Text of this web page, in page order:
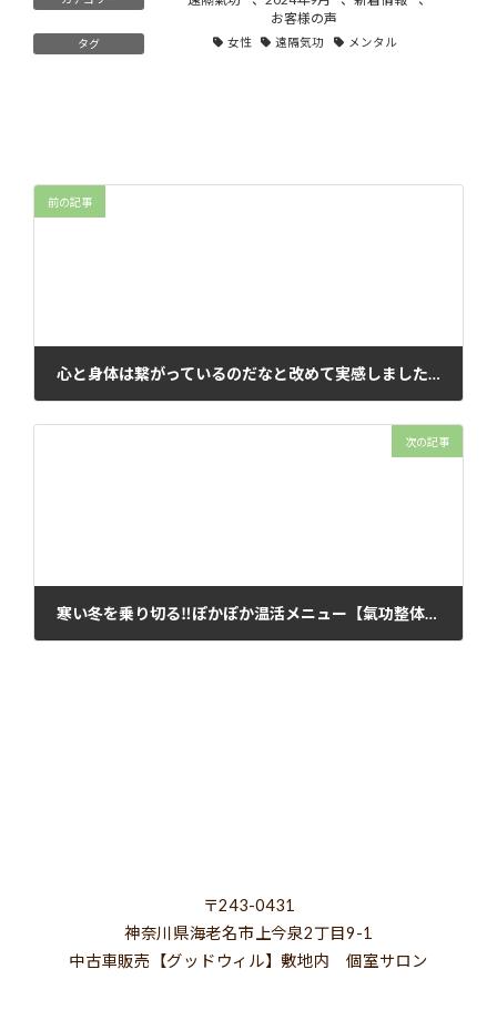
お客様の声
タグ 女性 遠隔気功 メンタル
前の記事
心と身体は繋がっているのだなと改めて実感しました【遠隔気功のご感想】
次の記事
寒い冬を乗り切る‼️ぽかぽか温活メニュー【氣功整体コースの冬限定メニュー】
〒243-0431
神奈川県海老名市上今泉2丁目9-1
中古車販売【グッドウィル】敷地内 個室サロン